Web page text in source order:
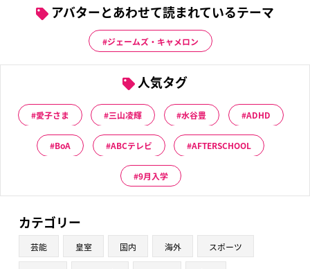
アバターとあわせて読まれているテーマ
ジェームズ・キャメロン
人気タグ
愛子さま 三山凌輝 水谷豊 ADHD
BoA ABCテレビ AFTERSCHOOL
9月入学
カテゴリー
芸能 皇室 国内 海外 スポーツ